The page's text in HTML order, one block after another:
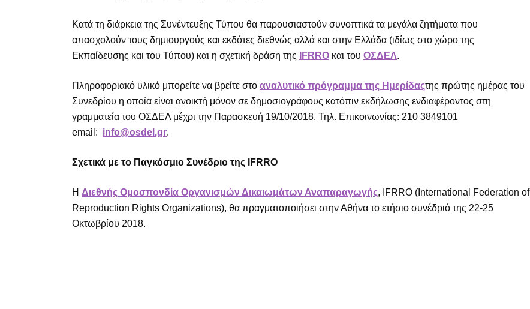
Κατά τη διάρκεια της Συνέντευξης Τύπου θα παρουσιαστούν συνοπτικά τα μεγάλα ζητήματα που
απασχολούν τους δημιουργούς και εκδότες διεθνώς αλλά και στην Ελλάδα (ιδίως στο χώρο της
Εκπαίδευσης και του Τύπου) και η σχετική δράση της
IFRRO και του ΟΣΔΕΛ.
Πληροφοριακό υλικό μπορείτε να βρείτε στο αναλυτικό πρόγραμμα της Ημερίδαςτης πρώτης ημέρας του
Συνεδρίου η οποία είναι ανοικτή μόνον σε δημοσιογράφους κατόπιν εκδήλωσης ενδιαφέροντος στη
γραμματεία του ΟΣΔΕΛ μέχρι την Παρασκευή 19/10/2018. Τηλ. Επικοινωνίας: 210 3849101
email: info@osdel.gr.
Σχετικά με το Παγκόσμιο Συνέδριο της IFRRO
Η Διεθνής Ομοσπονδία Οργανισμών Δικαιωμάτων Αναπαραγωγής, IFRRO (International Federation of
Reproduction Rights Organizations), θα πραγματοποιήσει στην Αθήνα το ετήσιο συνέδριό της 22-25
Οκτωβρίου 2018.